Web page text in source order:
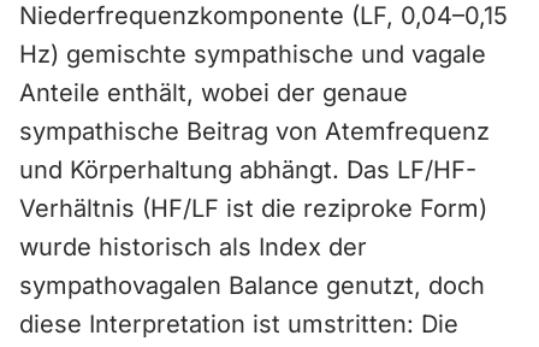
Niederfrequenzkomponente (LF, 0,04–0,15
Hz) gemischte sympathische und vagale
Anteile enthält, wobei der genaue
sympathische Beitrag von Atemfrequenz
und Körperhaltung abhängt. Das LF/HF-
Verhältnis (HF/LF ist die reziproke Form)
wurde historisch als Index der
sympathovagalen Balance genutzt, doch
diese Interpretation ist umstritten: Die